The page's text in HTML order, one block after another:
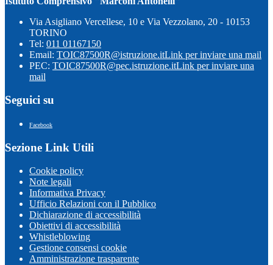
Via Asigliano Vercellese, 10 e Via Vezzolano, 20 - 10153
TORINO
Tel: 011 01167150
Email: TOIC87500R@istruzione.itLink per inviare una mail
PEC: TOIC87500R@pec.istruzione.itLink per inviare una
mail
Seguici su
Facebook
Sezione Link Utili
Cookie policy
Note legali
Informativa Privacy
Ufficio Relazioni con il Pubblico
Dichiarazione di accessibilità
Obiettivi di accessibilità
Whistleblowing
Gestione consensi cookie
Amministrazione trasparente